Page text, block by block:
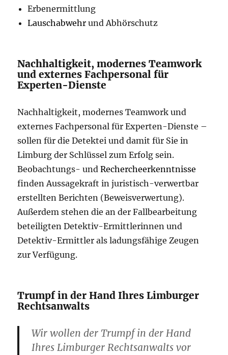
Erbenermittlung
Lauschabwehrund Abhörschutz
Nachhaltigkeit, modernes Teamwork
und externes Fachpersonal für
Experten-Dienste
Nachhaltigkeit, modernes Teamwork und
externes Fachpersonal für Experten-Dienste –
sollen für die Detektei und damit für Sie in
Limburg der Schlüssel zum Erfolg sein.
Beobachtungs- undRechercheerkenntnisse
finden Aussagekraft in juristisch-verwertbar
erstellten Berichten (Beweisverwertung).
Außerdem stehen die an der Fallbearbeitung
beteiligten Detektiv-Ermittlerinnen und
Detektiv-Ermittler als ladungsfähige Zeugen
zur Verfügung.
Trumpf in der Hand Ihres Limburger
Rechtsanwalts
Wir wollen der Trumpf in der Hand
Ihres Limburger Rechtsanwalts vor